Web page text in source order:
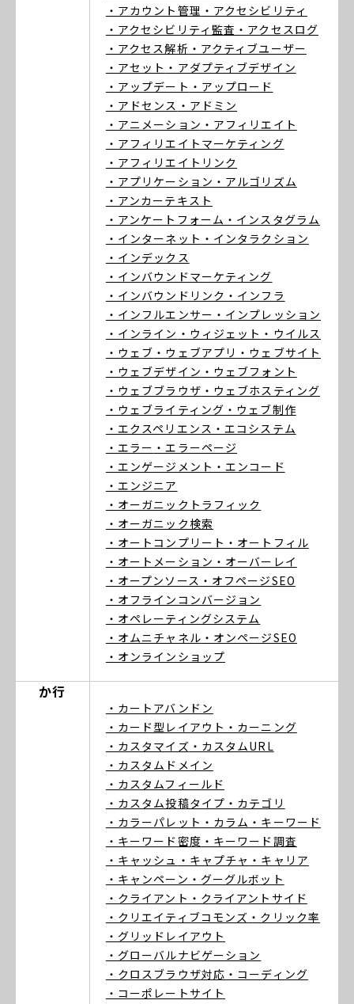
・アカウント管理 ・アクセシビリティ
・アクセシビリティ監査 ・アクセスログ
・アクセス解析 ・アクティブユーザー
・アセット ・アダプティブデザイン
・アップデート ・アップロード
・アドセンス ・アドミン
・アニメーション ・アフィリエイト
・アフィリエイトマーケティング
・アフィリエイトリンク
・アプリケーション ・アルゴリズム
・アンカーテキスト
・アンケートフォーム ・インスタグラム
・インターネット ・インタラクション
・インデックス
・インバウンドマーケティング
・インバウンドリンク ・インフラ
・インフルエンサー ・インプレッション
・インライン ・ウィジェット ・ウイルス
・ウェブ ・ウェブアプリ ・ウェブサイト
・ウェブデザイン ・ウェブフォント
・ウェブブラウザ ・ウェブホスティング
・ウェブライティング ・ウェブ制作
・エクスペリエンス ・エコシステム
・エラー ・エラーページ
・エンゲージメント ・エンコード
・エンジニア
・オーガニックトラフィック
・オーガニック検索
・オートコンプリート ・オートフィル
・オートメーション ・オーバーレイ
・オープンソース ・オフページSEO
・オフラインコンバージョン
・オペレーティングシステム
・オムニチャネル ・オンページSEO
・オンラインショップ
か行
・カートアバンドン
・カード型レイアウト ・カーニング
・カスタマイズ ・カスタムURL
・カスタムドメイン
・カスタムフィールド
・カスタム投稿タイプ ・カテゴリ
・カラーパレット ・カラム ・キーワード
・キーワード密度 ・キーワード調査
・キャッシュ ・キャプチャ ・キャリア
・キャンペーン ・グーグルボット
・クライアント ・クライアントサイド
・クリエイティブコモンズ ・クリック率
・グリッドレイアウト
・グローバルナビゲーション
・クロスブラウザ対応 ・コーディング
・コーポレートサイト